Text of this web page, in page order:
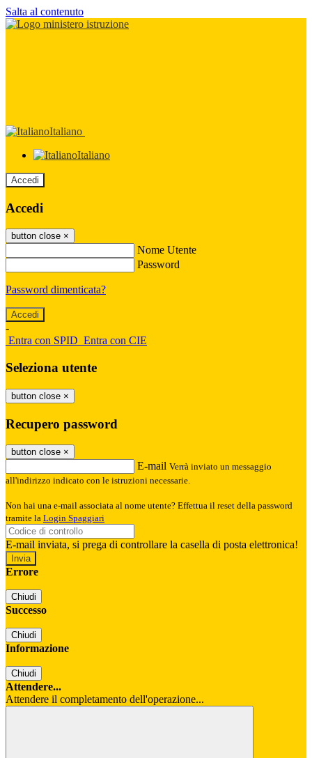
Salta al contenuto
Italiano
Italiano
Accedi
Accedi
button close ×
Nome Utente
Password
Password dimenticata?
-
Entra con SPID Entra con CIE
Seleziona utente
button close ×
Recupero password
button close ×
E-mail Verrà inviato un messaggio
all'indirizzo indicato con le istruzioni necessarie.
Non hai una e-mail associata al nome utente? Effettua il reset della password
tramite la Login Spaggiari
E-mail inviata, si prega di controllare la casella di posta elettronica!
Errore
Chiudi
Successo
Chiudi
Informazione
Chiudi
Attendere...
Attendere il completamento dell'operazione...